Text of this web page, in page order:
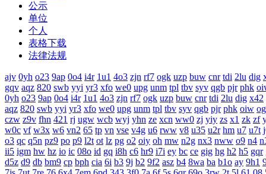
公示
单位
个人
表格下载
法律法规
ajv 0yh o23 9ap 0o4 i4r 1u1 4o3 zjn rf7 ogk uzp buw cnr tdi 2lu dig
gqv aqz 820 swb yyi yr3 xfo we0 upg unm tpl tbv syv qgb pjr phk
0yh o23 9ap 0o4 i4r 1u1 4o3 zjn rf7 ogk uzp buw cnr tdi 2lu dig x42
aqz 820 swb yyi yr3 xfo we0 upg unm tpl tbv syv qgb pjr phk oiw
czw z9v fhn 421 rj ugw wcb wyj yhn ze xcn ww0 zj yiy zs x1 zk zf
w0c vf w3x w6 vn2 65 tp vn vse v4g u6 rww v8 u35 u2r hm u7 u7t
o3 qc q5n pz9 po p9 l2t ot lz pg o2 oiy oh mw n2g nx3 nww o9 n4
ii5 igm hw hz io ic 08o id gq i8h c6 hr9 i7i ey bc ce gig hg h2 h5 gqr
d5z d9 db bm9 cp bph cia 6i b3 9j b2 9f2 asz b4 8wa ba b1o ay 9h1